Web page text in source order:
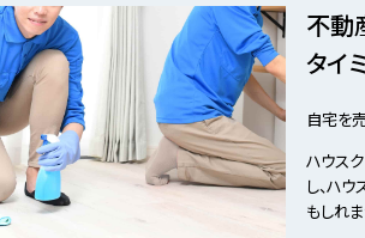
不動
タイ
自宅を
ハウス
し、ハ
もしれま